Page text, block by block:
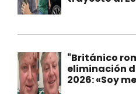
"Británico
eliminación
2026: «Soy